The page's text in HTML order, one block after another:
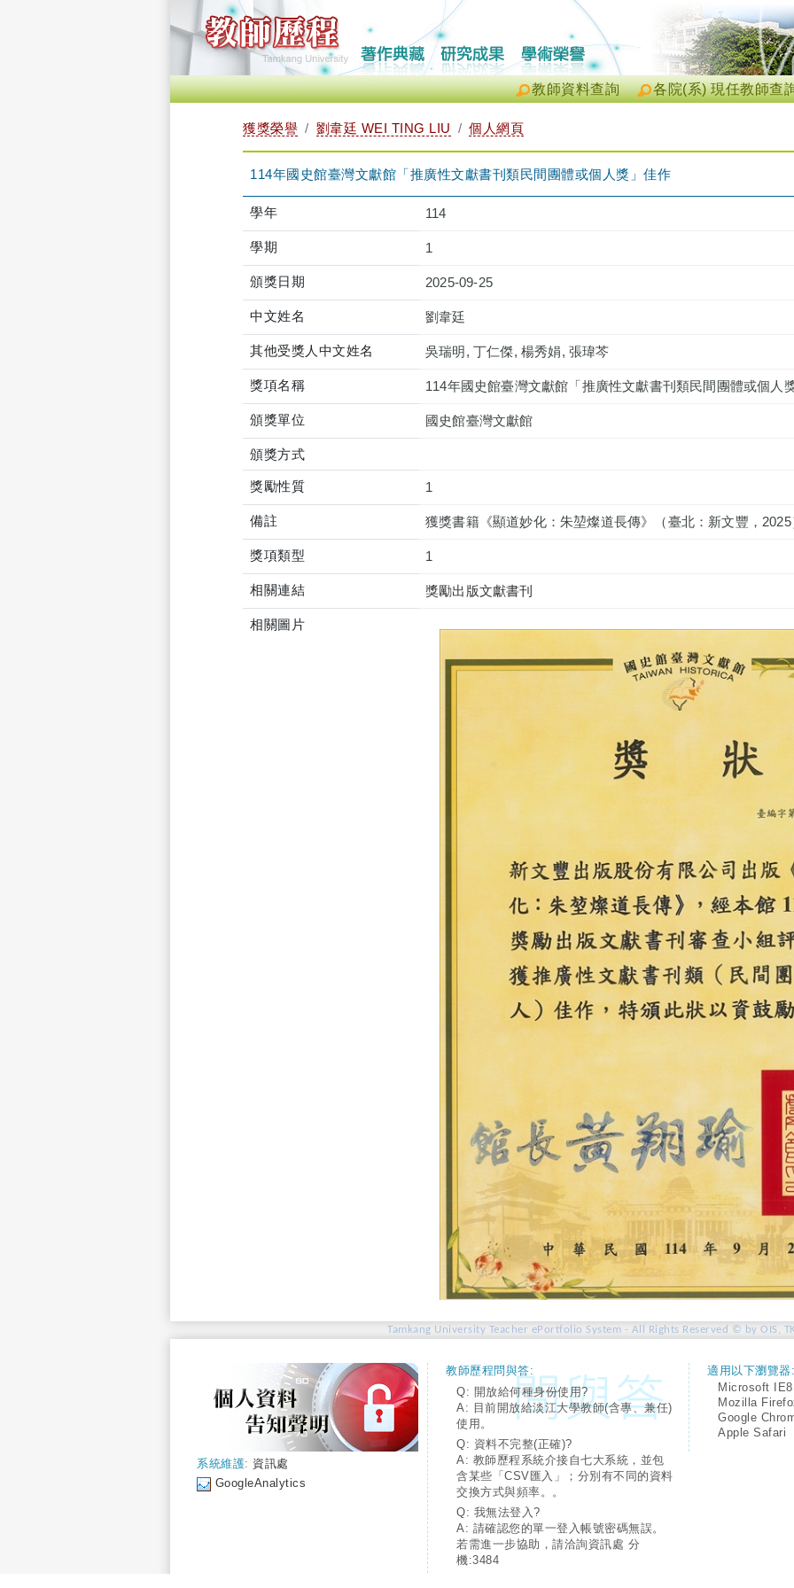
各院(系) 現任教師查
教師資料查詢
獲獎榮譽 劉韋廷 WEI TING LIU 個人網頁
114年國史館臺灣文獻館「推廣性文獻書刊類民間團體或個人獎」佳作
學年 114
學期 1
頒獎日期 2025-09-25
中文姓名 劉韋廷
其他受獎人中文姓名 吳瑞明, 丁仁傑, 楊秀娟, 張瑋芩
獎項名稱 114年國史館臺灣文獻館「推廣性文獻書刊類民間團體或個人
頒獎單位 國史館臺灣文獻館
頒獎方式
獎勵性質 1
備註 獲獎書籍《顯道妙化：朱堃燦道長傳》（臺北：新文豐，2025
獎項類型 1
相關連結 獎勵出版文獻書刊
相關圖片
Tamkang University Teacher ePortfolio System - All Rights Reserved © by OIS,
系統維護: 資訊處
GoogleAnalytics
教師歷程問與答:
Q: 開放給何種身份使用?
A: 目前開放給淡江大學教師(含專、兼任)
使用。
Q: 資料不完整(正確)?
A: 教師歷程系統介接自七大系統，並包
含某些「CSV匯入」；分別有不同的資料
交換方式與頻率。。
Q: 我無法登入?
A: 請確認您的單一登入帳號密碼無誤。
若需進一步協助，請洽詢資訊處 分
機:3484
適用以下瀏覽器:
Microsoft
Mozilla
Google
Apple Safari